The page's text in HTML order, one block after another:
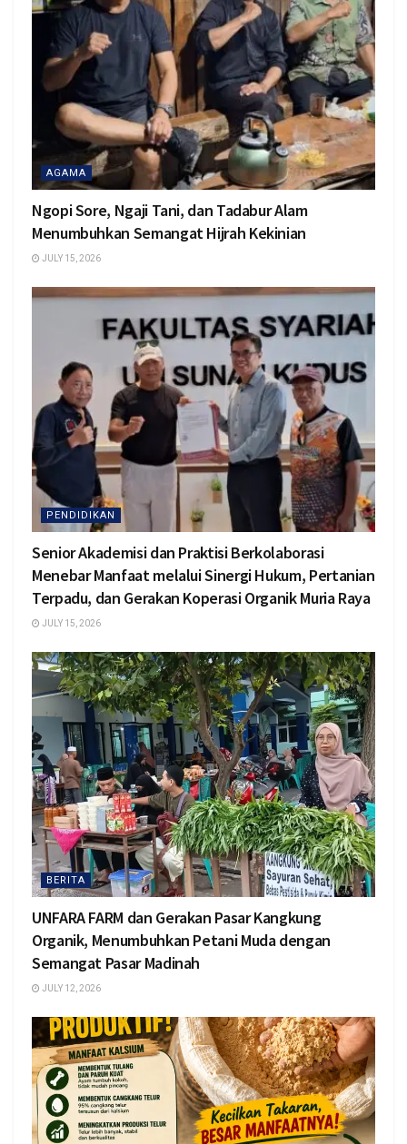
AGAMA
Ngopi Sore, Ngaji Tani, dan Tadabur Alam
Menumbuhkan Semangat Hijrah Kekinian
JULY 15, 2026
PENDIDIKAN
Senior Akademisi dan Praktisi Berkolaborasi
Menebar Manfaat melalui Sinergi Hukum, Pertanian
Terpadu, dan Gerakan Koperasi Organik Muria Raya
JULY 15, 2026
BERITA
UNFARA FARM dan Gerakan Pasar Kangkung
Organik, Menumbuhkan Petani Muda dengan
Semangat Pasar Madinah
JULY 12, 2026